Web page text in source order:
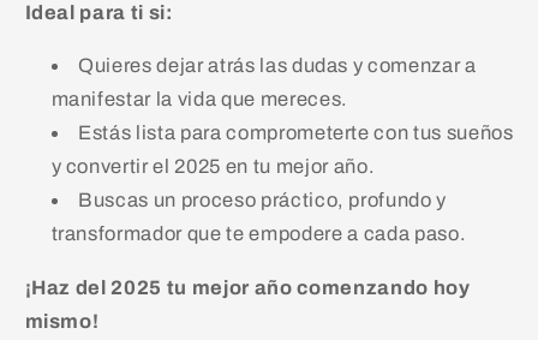
Ideal para ti si:
Quieres dejar atrás las dudas y comenzar a
manifestar la vida que mereces.
Estás lista para comprometerte con tus sueños
y convertir el 2025 en tu mejor año.
Buscas un proceso práctico, profundo y
transformador que te empodere a cada paso.
¡Haz del 2025 tu mejor año comenzando hoy
mismo!